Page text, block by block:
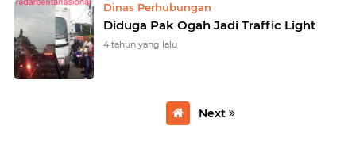
Dinas Perhubungan
Diduga Pak Ogah Jadi Traffic Light
4 tahun yang lalu
Next